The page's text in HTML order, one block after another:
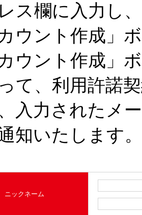
ス欄に入力し
カウント作成」
カウント作成」
て、利用許諾
入力されたメ
知いたします
ニックネーム